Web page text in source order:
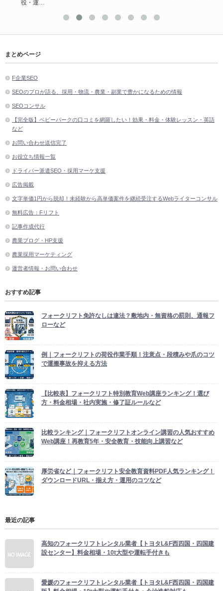
役・運…
まとめページ
F企業SEO
SEOのプロが語る、採用・物流・農業・副業で豊かになるための情報
SEOコンサル
【完全版】ベビーパークの口コミを網羅したい！効果・料金・体験レッスン・英語
など
お問い合わせ送信完了
お役立ち情報一覧
ドライバー派遣SEO・採用マーケ支援
広告掲載
文字単価1円から脱却！未経験から高単価案件を継続受注するWebライターコンサル
無料広告：Fリフト
記事作成代行
農業ブログ・HP支援
農業採用マーケティング
運営者情報・お問い合わせ
おすすめ記事
フォークリフト免許なしは違法？敷地内・無資格の罰則、通報フ
ローなど
例｜フォークリフトの荷役作業手順！注意点・段積みや爪のコツ
で運搬事故を抑える方法
【比較表】フォークリフト特別教育Web講座ランキング！選び
方・料金相場・社内実施・修了証ルールなど
比較ランキング｜フォークリフトオンライン講習の人気おすすめ
Web講座！再教育5年・安全教育・技能向上講習など
厚労省など｜フォークリフト安全教育資料PDF人気ランキング！
ダウンロードURL・揃え方・運用のコツなど
最近の記事
高知のフォークリフトレンタル業者【トヨタL&F西四国・四国建
設センター】料金相場・10t大型や運転手付きも
愛媛のフォークリフトレンタル業者【トヨタL&F西四国・四国建